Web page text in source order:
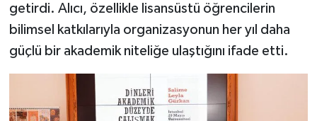
getirdi. Alıcı, özellikle lisansüstü öğrencilerin
bilimsel katkılarıyla organizasyonun her yıl daha
güçlü bir akademik niteliğe ulaştığını ifade etti.